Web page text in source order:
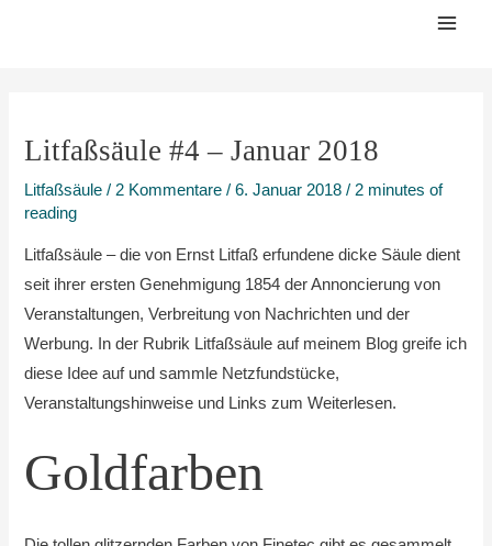
Litfaßsäule #4 – Januar 2018
Litfaßsäule / 2 Kommentare /6. Januar 2018/ 2 minutes of
reading
Litfaßsäule – die von Ernst Litfaß erfundene dicke Säule dient
seit ihrer ersten Genehmigung 1854 der Annoncierung von
Veranstaltungen, Verbreitung von Nachrichten und der
Werbung. In der Rubrik Litfaßsäule auf meinem Blog greife ich
diese Idee auf und sammle Netzfundstücke,
Veranstaltungshinweise und Links zum Weiterlesen.
Goldfarben